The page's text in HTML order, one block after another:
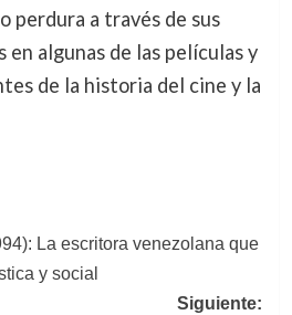
perdura a través de sus
en algunas de las películas y
de la historia del cine y la
La escritora venezolana que
y social
Siguiente: